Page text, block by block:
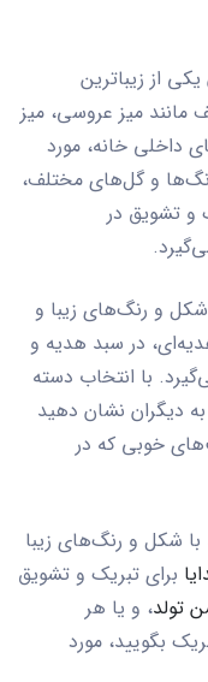
از زیباترین
میز عروسی، میز
داخلی خانه، مورد
رنگ‌ها و گل‌های مختلف،
و تشویق در
شکل و رنگ‌های زیبا و
در سبد هدیه و
با انتخاب دسته
دیگران نشان دهید
خوبی که در
با شکل و رنگ‌های زیبا
برای تبریک و تشویق
تولد، و یا هر
بگویید، مورد